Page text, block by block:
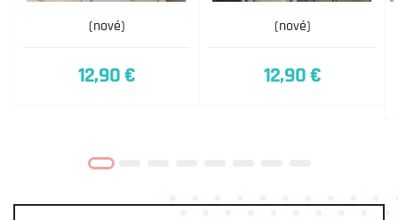
(nové)
12,90 €
(nové)
12,90 €